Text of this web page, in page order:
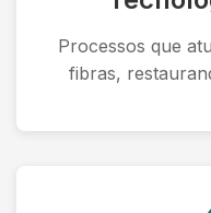
Processos que
fibras,